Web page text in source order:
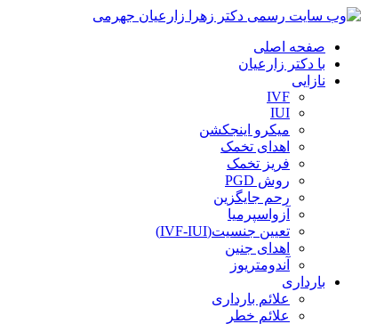
صفحه اصلی
با دکتر زارعیان
نازایی
IVF
IUI
میکرو اینجکشن
اهدای تخمک
فریز تخمک
روش PGD
رحم جایگزین
آزواسپرمیا
تعیین جنسیت(IVF-IUI)
اهدای جنین
آندومتریوز
بارداری
علائم بارداری
علائم خطر